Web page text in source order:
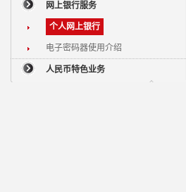
网上银行服务
个人网上银行
电子密码器使用介绍
人民币特色业务